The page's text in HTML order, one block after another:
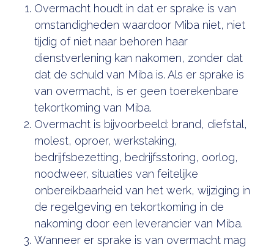
Overmacht houdt in dat er sprake is van
omstandigheden waardoor Miba niet, niet
tijdig of niet naar behoren haar
dienstverlening kan nakomen, zonder dat
dat de schuld van Miba is. Als er sprake is
van overmacht, is er geen toerekenbare
tekortkoming van Miba.
Overmacht is bijvoorbeeld: brand, diefstal,
molest, oproer, werkstaking,
bedrijfsbezetting, bedrijfsstoring, oorlog,
noodweer, situaties van feitelijke
onbereikbaarheid van het werk, wijziging in
de regelgeving en tekortkoming in de
nakoming door een leverancier van Miba.
Wanneer er sprake is van overmacht mag